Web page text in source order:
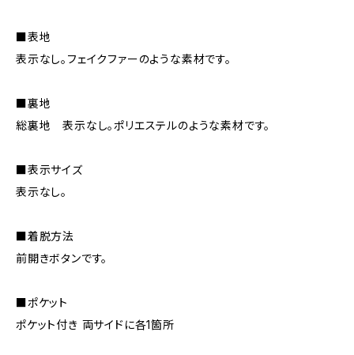
■表地
表示なし。フェイクファーのような素材です。
■裏地
総裏地 表示なし。ポリエステルのような素材です。
■表示サイズ
表示なし。
■着脱方法
前開きボタンです。
■ポケット
ポケット付き 両サイドに各1箇所